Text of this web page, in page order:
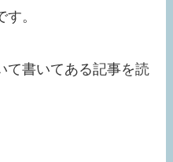
。
て書いてある記事を読